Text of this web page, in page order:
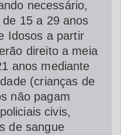
necessário,
15 a 29 anos
Idosos a partir
direito a meia
anos mediante
(crianças de
não pagam
civis,
de sangue